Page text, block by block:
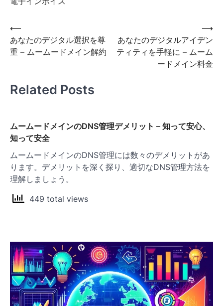
投
稿
ゲ
シ
ョ
ン
⟵
あなたのデジタル選択を尊
重 – ムームードメイン解約
あなたのデジタルアイデン
ティティを手軽に – ムーム
ードメイン料金
⟶
Related Posts
ムームードメインのDNS管理デメリット – 知って安心、
知って安全
ムームードメインのDNS管理には数々のデメリットがあ
ります。デメリットを深く探り、適切なDNS管理方法を
理解しましょう。
449 total views